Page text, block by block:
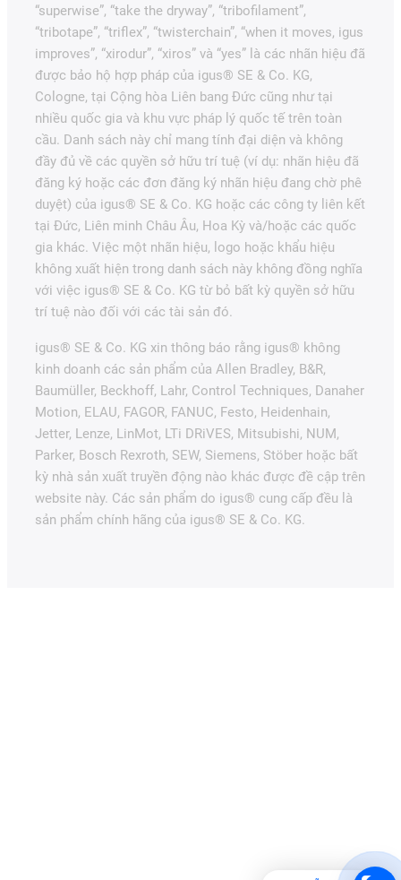
“superwise”, “take the dryway”, “tribofilament”,
“tribotape”, “triflex”, “twisterchain”, “when it moves, igus
improves”, “xirodur”, “xiros” và “yes” là các nhãn hiệu đã
được bảo hộ hợp pháp của igus® SE & Co. KG,
Cologne, tại Cộng hòa Liên bang Đức cũng như tại
nhiều quốc gia và khu vực pháp lý quốc tế trên toàn
cầu. Danh sách này chỉ mang tính đại diện và không
đầy đủ về các quyền sở hữu trí tuệ (ví dụ: nhãn hiệu đã
đăng ký hoặc các đơn đăng ký nhãn hiệu đang chờ phê
duyệt) của igus® SE & Co. KG hoặc các công ty liên kết
tại Đức, Liên minh Châu Âu, Hoa Kỳ và/hoặc các quốc
gia khác. Việc một nhãn hiệu, logo hoặc khẩu hiệu
không xuất hiện trong danh sách này không đồng nghĩa
với việc igus® SE & Co. KG từ bỏ bất kỳ quyền sở hữu
trí tuệ nào đối với các tài sản đó.
igus® SE & Co. KG xin thông báo rằng igus® không
kinh doanh các sản phẩm của Allen Bradley, B&R,
Baumüller, Beckhoff, Lahr, Control Techniques, Danaher
Motion, ELAU, FAGOR, FANUC, Festo, Heidenhain,
Jetter, Lenze, LinMot, LTi DRiVES, Mitsubishi, NUM,
Parker, Bosch Rexroth, SEW, Siemens, Stöber hoặc bất
kỳ nhà sản xuất truyền động nào khác được đề cập trên
website này. Các sản phẩm do igus® cung cấp đều là
sản phẩm chính hãng của igus® SE & Co. KG.